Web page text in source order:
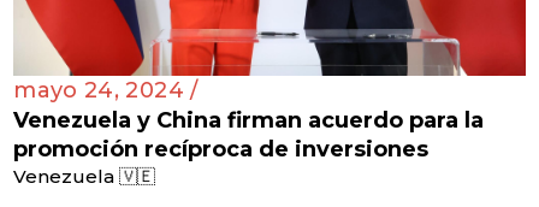
mayo 24, 2024 /
Venezuela y China firman acuerdo para la
promoción recíproca de inversiones
Venezuela 🇻🇪